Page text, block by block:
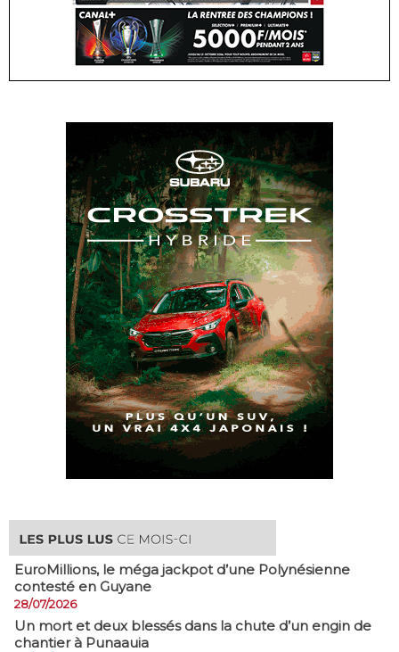
EuroMillions, ​le méga jackpot d’une Polynésienne
contesté en Guyane
28/07/2026
​Un mort et deux blessés dans la chute d’un engin de
chantier à Punaauia